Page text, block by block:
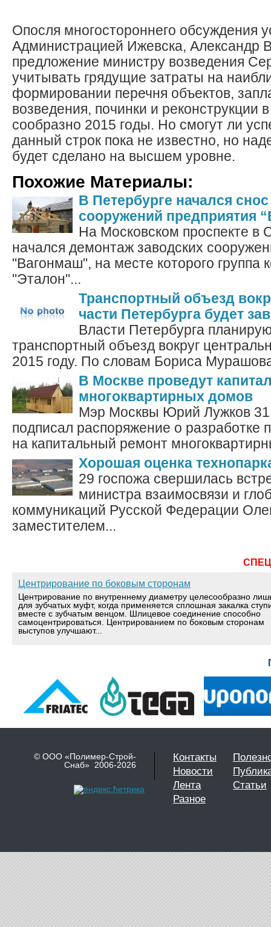
Опосля многостороннего обсуждения
Администрацией Ижевска, Александр
предложение министру возведения
учитывать грядущие затраты на
формировании перечня объектов,
возведения, починки и реконструкции
сообразно 2015 годы. Но смогут ли
данный строк пока не известно, но
будет сделано на высшем уровне.
Похожие Материалы:
В Петербурге начался
сооружений предприятия
На Московском проспекте в
начался демонтаж заводских
"Вагонмаш", на месте которого группа
"Эталон"...
Транспортный объезд
части Петербурга будет
Власти Петербурга
транспортный объезд вокруг
2015 году. По словам Бориса
В Москве проведут
многоквартирных домов
Мэр Москвы Юрий Лужков 31
подписал распоряжение о разработке
на капитальный ремонт
Хорошая оценка
29 госпожа свершилась
министра взаимосвязи и
коммуникаций Русской Федерации
заместителем...
Центрирование по боковым сторонам
Центрирование по внутреннему диаметру целесообразно
для зубчатых муфт, когда применяется сплошная закалка
вместе с зубчатым венцом. Шлицевое соединение способно
самоцентрироваться. Центрированием по боковым сторонам
выступов улучшают...
© ООО «Полимер-Строй-
Снаб» 2006-2026
Контакты
Новости
Лента
Статьи
Разное